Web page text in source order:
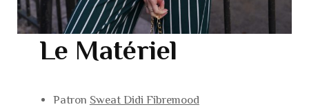
Le Matériel
Patron Sweat Didi Fibremood